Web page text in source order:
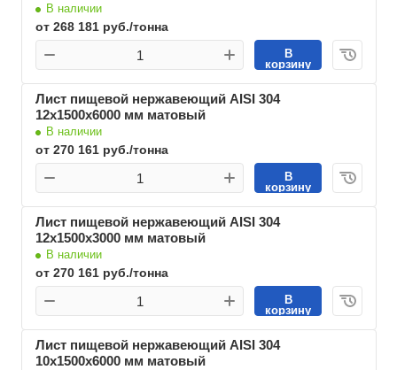
В наличии
от 268 181 руб./тонна
В
корзину
Лист пищевой нержавеющий AISI 304
12х1500х6000 мм матовый
В наличии
от 270 161 руб./тонна
В
корзину
Лист пищевой нержавеющий AISI 304
12х1500х3000 мм матовый
В наличии
от 270 161 руб./тонна
В
корзину
Лист пищевой нержавеющий AISI 304
10х1500х6000 мм матовый